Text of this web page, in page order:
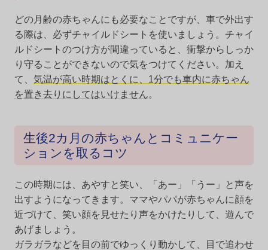
どの月齢の赤ちゃんにも必要なことですが、車で外出す
る際は、必ずチャイルドシートを使いましょう。チャイ
ルドシートのつけ方が間違っていると、衝撃からしっか
り守ることができないので気をつけてください。加え
て、 気温が高い時期はとくに、1分でも車内に赤ちゃん
を置き去りにしてはいけません。
生後2カ月の赤ちゃんとコミュニケー
ションを取るコツ
この時期には、あやすと笑い、「あー」「うー」と声を
出すようになってきます。ママやパパが赤ちゃんに顔を
近づけて、笑い顔を見せたり声をかけたりして、遊んで
あげましょう。
ガラガラなどを目の前でゆっくり動かして、目で追わせ